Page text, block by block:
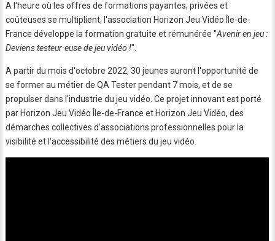
A l'heure où les offres de formations payantes, privées et
coûteuses se multiplient, l'association Horizon Jeu Vidéo Île-de-
France développe la formation gratuite et rémunérée "Avenir en jeu :
Deviens testeur·euse de jeu vidéo !".
A partir du mois d'octobre 2022, 30 jeunes auront l'opportunité de
se former au métier de QA Tester pendant 7 mois, et de se
propulser dans l'industrie du jeu vidéo. Ce projet innovant est porté
par Horizon Jeu Vidéo Île-de-France et Horizon Jeu Vidéo, des
démarches collectives d'associations professionnelles pour la
visibilité et l'accessibilité des métiers du jeu vidéo.